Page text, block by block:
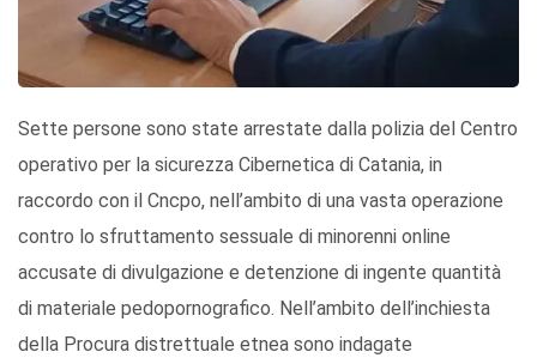
Sette persone sono state arrestate dalla polizia del Centro
operativo per la sicurezza Cibernetica di Catania, in
raccordo con il Cncpo, nell’ambito di una vasta operazione
contro lo sfruttamento sessuale di minorenni online
accusate di divulgazione e detenzione di ingente quantità
di materiale pedopornografico. Nell’ambito dell’inchiesta
della Procura distrettuale etnea sono indagate